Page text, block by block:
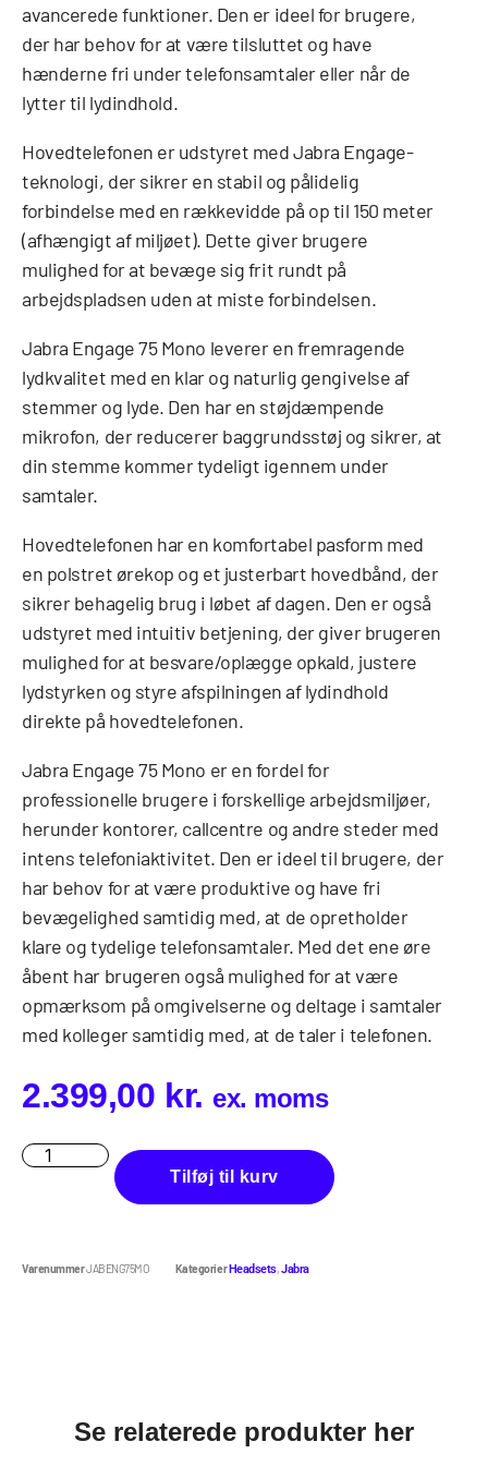
avancerede funktioner. Den er ideel for brugere,
der har behov for at være tilsluttet og have
hænderne fri under telefonsamtaler eller når de
lytter til lydindhold.
Hovedtelefonen er udstyret med Jabra Engage-
teknologi, der sikrer en stabil og pålidelig
forbindelse med en rækkevidde på op til 150 meter
(afhængigt af miljøet). Dette giver brugere
mulighed for at bevæge sig frit rundt på
arbejdspladsen uden at miste forbindelsen.
Jabra Engage 75 Mono leverer en fremragende
lydkvalitet med en klar og naturlig gengivelse af
stemmer og lyde. Den har en støjdæmpende
mikrofon, der reducerer baggrundsstøj og sikrer, at
din stemme kommer tydeligt igennem under
samtaler.
Hovedtelefonen har en komfortabel pasform med
en polstret ørekop og et justerbart hovedbånd, der
sikrer behagelig brug i løbet af dagen. Den er også
udstyret med intuitiv betjening, der giver brugeren
mulighed for at besvare/oplægge opkald, justere
lydstyrken og styre afspilningen af lydindhold
direkte på hovedtelefonen.
Jabra Engage 75 Mono er en fordel for
professionelle brugere i forskellige arbejdsmiljøer,
herunder kontorer, callcentre og andre steder med
intens telefoniaktivitet. Den er ideel til brugere, der
har behov for at være produktive og have fri
bevægelighed samtidig med, at de opretholder
klare og tydelige telefonsamtaler. Med det ene øre
åbent har brugeren også mulighed for at være
opmærksom på omgivelserne og deltage i samtaler
med kolleger samtidig med, at de taler i telefonen.
2.399,00 kr. ex. moms
Tilføj til kurv
VarenummerJABENG75MO KategorierHeadsets,Jabra
Se relaterede produkter her